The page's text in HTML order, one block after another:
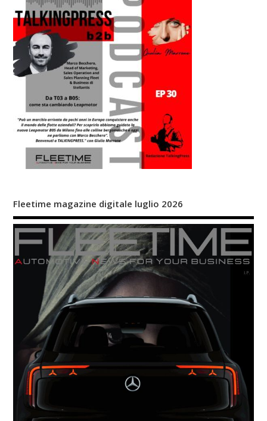
Fleetime magazine digitale luglio 2026